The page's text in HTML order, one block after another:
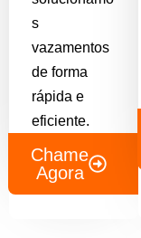
s
vazamentos
de forma
rápida e
eficiente.
Chame
Agora